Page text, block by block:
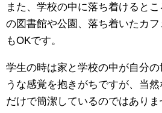
また、学校の中に落ち着けると
の図書館や公園、落ち着いたカ
もOKです。
学生の時は家と学校の中が自分
うな感覚を抱きがちですが、当
だけで簡潔しているのではありま